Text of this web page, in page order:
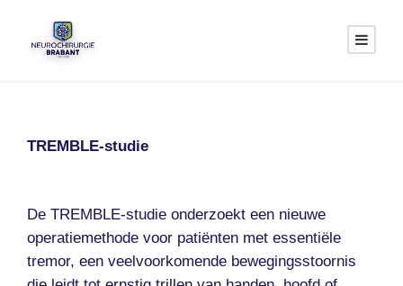
TREMBLE-studie
De TREMBLE-studie onderzoekt een nieuwe
operatiemethode voor patiënten met essentiële
tremor, een veelvoorkomende bewegingsstoornis